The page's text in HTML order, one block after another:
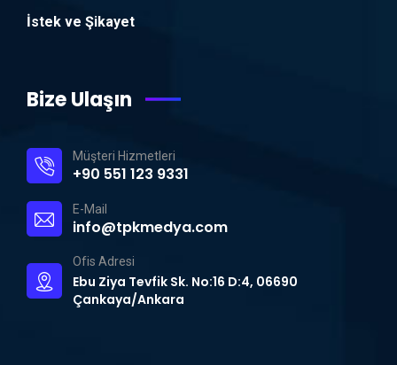
İstek ve Şikayet
Bize Ulaşın
Müşteri Hizmetleri
+90 551 123 9331
E-Mail
info@tpkmedya.com
Ofis Adresi
Ebu Ziya Tevfik Sk. No:16 D:4, 06690
Çankaya/Ankara